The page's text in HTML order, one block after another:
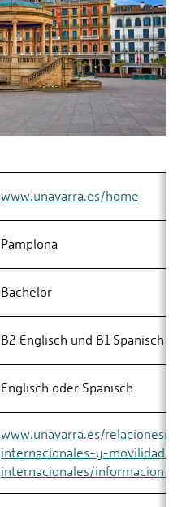
www.unavarra.es/home
Pamplona
Bachelor
B2 Englisch und B1 Spanisch
Englisch oder Spanisch
www.unavarra.es/
internacionales-y-movilidad/
internacionales/informacion-